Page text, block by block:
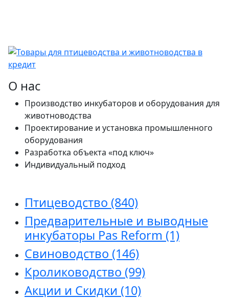
О нас
Производство инкубаторов и оборудования для
животноводства
Проектирование и установка промышленного
оборудования
Разработка объекта «под ключ»
Индивидуальный подход
Птицеводство (840)
Предварительные и выводные
инкубаторы Pas Reform (1)
Свиноводство (146)
Кролиководство (99)
Акции и Скидки (10)